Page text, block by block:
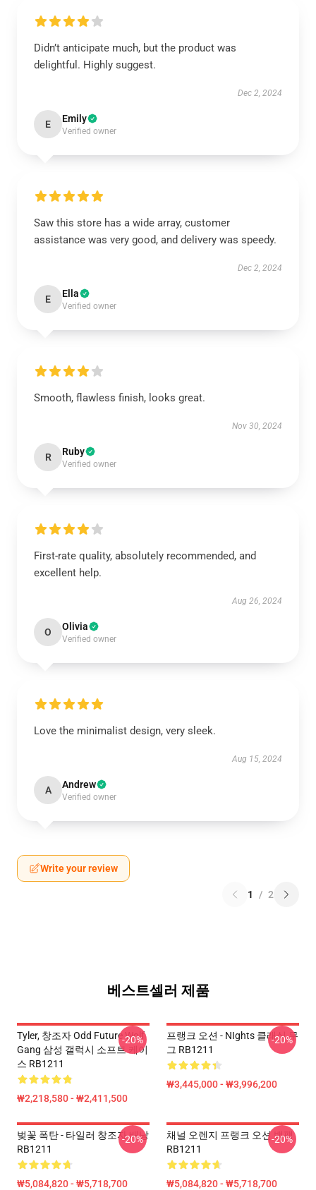
Didn’t anticipate much, but the product was
delightful. Highly suggest.
Dec 2, 2024
E Emily
Verified owner
Saw this store has a wide array, customer
assistance was very good, and delivery was speedy.
Dec 2, 2024
E Ella
Verified owner
Smooth, flawless finish, looks great.
Nov 30, 2024
R Ruby
Verified owner
First-rate quality, absolutely recommended, and
excellent help.
Aug 26, 2024
O Olivia
Verified owner
Love the minimalist design, very sleek.
Aug 15, 2024
A Andrew
Verified owner
Write your review
1 / 2
베스트셀러 제품
Tyler, 창조자 Odd Future Wolf
Gang 삼성 갤럭시 소프트 케이
스 RB1211
₩2,218,580 - ₩2,411,500
-20%
프랭크 오션 - NIghts 클래식 무
그 RB1211
₩3,445,000 - ₩3,996,200
-20%
벚꽃 폭탄 - 타일러 창조자 배낭
RB1211
₩5,084,820 - ₩5,718,700
-20%
채널 오렌지 프랭크 오션 백팩
RB1211
₩5,084,820 - ₩5,718,700
-20%